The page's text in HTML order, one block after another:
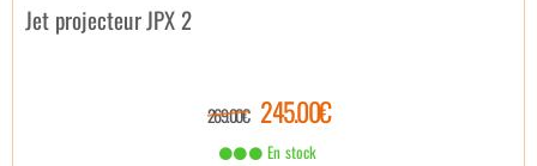
Jet projecteur JPX 2
269.00€ 245.00€
En stock